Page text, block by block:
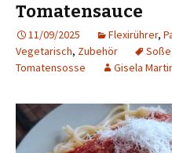
Tomatensauce
11/09/2025 Flexirührer,
Vegetarisch, Zubehör Soße
Tomatensosse
Gisela